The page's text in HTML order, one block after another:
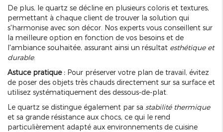
De plus, le quartz se décline en plusieurs coloris et textures,
permettant à chaque client de trouver la solution qui
s'harmonise avec son décor. Nos experts vous conseillent sur
la meilleure option en fonction de vos besoins et de
l'ambiance souhaitée, assurant ainsi un résultat esthétique et
durable.
Astuce pratique : Pour préserver votre plan de travail, évitez
de poser des objets très chauds directement sur sa surface et
utilisez systématiquement des dessous-de-plat.
Le quartz se distingue également par sa stabilité thermique
et sa grande résistance aux chocs, ce qui le rend
particulièrement adapté aux environnements de cuisine